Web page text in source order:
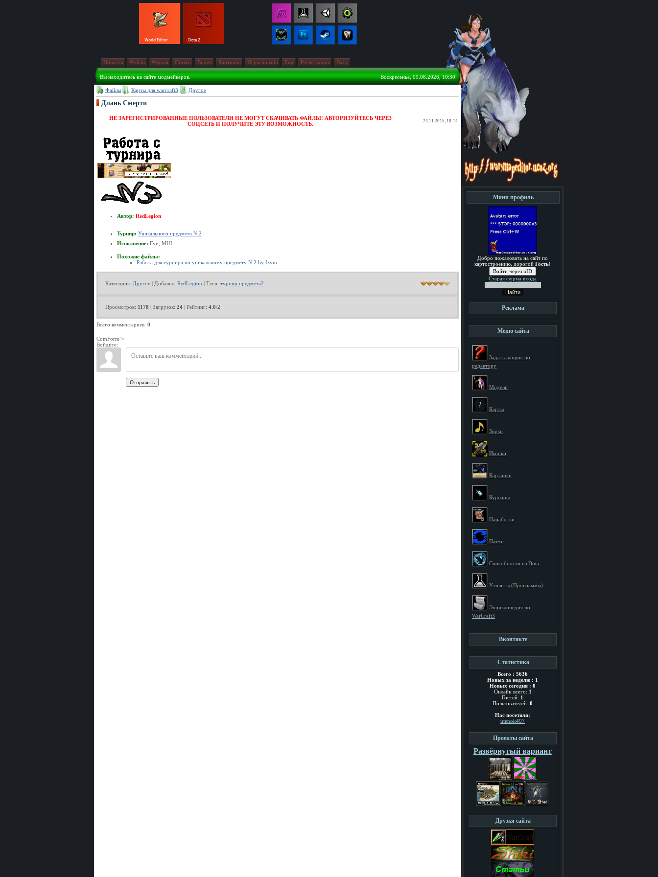
Новости Файлы Форум Статьи Видео Картинки Игры онлайн Ещё Регистрация Вход
Вы находитесь на сайте модмейкеров. Воскресенье, 09.08.2026, 10:30
Файлы Карты для warcraft3 Другое
Длань Смерти
НЕ ЗАРЕГИСТРИРОВАННЫЕ ПОЛЬЗОВАТЕЛИ НЕ МОГУТ СКАЧИВАТЬ ФАЙЛЫ! АВТОРИЗУЙТЕСЬ ЧЕРЕЗ
СОЦСЕТЬ И ПОЛУЧИТЕ ЭТУ ВОЗМОЖНОСТЬ.
24.11.2015, 18:14
Автор: RedLegion
Турнир: Уникального предмета №2
Исполнение: Гуи, MUI
Похожие файлы:
Работа для турнира по уникальному предмету №2 by Izym
Категория: Другое | Добавил: RedLegion | Теги: турнир предмета2
Просмотров: 1178 | Загрузок: 24 | Рейтинг: 4.0/2
Всего комментариев: 0
ComForm">
Войдите:
Отправить
Мини профиль
Добро пожаловать на сайт по
картостроению, дорогой Гость!
Войти через uID
Старая форма входа
Реклама
Меню сайта
Задать вопрос по
редактору
Модели
Карты
Звуки
Иконки
Картинки
Курсоры
Наработки
Патчи
Способности из Dota
Утилиты (Программы)
Энциклопедия по
WarCraft3
Вконтакте
Статистика
Всего : 5636
Новых за неделю : 1
Новых сегодня : 0
Онлайн всего: 1
Гостей: 1
Пользователей: 0
Нас посетили:
utenok497
Проекты сайта
Развёрнутый вариант
Друзья сайта